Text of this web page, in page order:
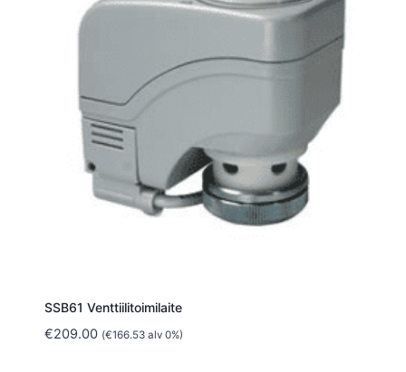
SSB61 Venttiilitoimilaite
€209.00 (€166.53alv 0%)